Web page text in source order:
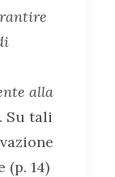
alla
Su tali
(p. 14)